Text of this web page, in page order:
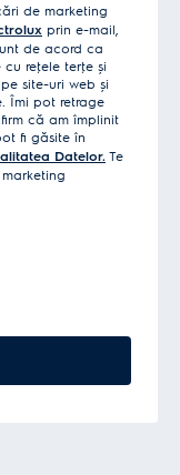
de marketing
prin e-mail,
de acord ca
reţele terţe și
site-uri web și
Îmi pot retrage
că am împlinit
fi găsite în
Datelor. Te